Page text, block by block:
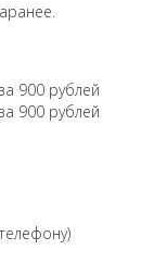
900 рублей
900 рублей